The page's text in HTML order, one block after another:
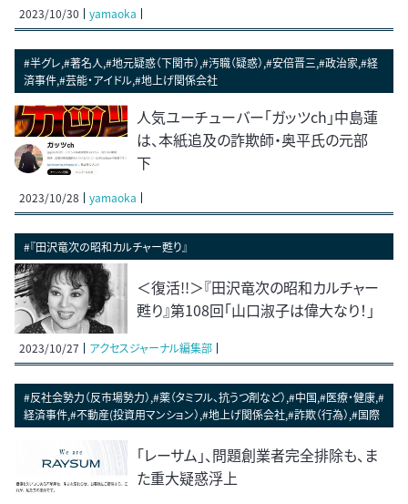
2023/10/30 yamaoka
#半グレ,#著名人,#地元疑惑（下関市）,#汚職（疑惑）,#安倍晋三,#政治家,#経
済事件,#芸能・アイドル,#地上げ関係会社
人気ユーチューバー「ガッツch」中島蓮
は、本紙追及の詐欺師・奥平氏の元部
下
2023/10/28 yamaoka
#『田沢竜次の昭和カルチャー甦り』
＜復活!!＞『田沢竜次の昭和カルチャー
甦り』第108回「山口淑子は偉大なり！」
2023/10/27 アクセスジャーナル編集部
#反社会勢力（反市場勢力）,#薬（タミフル、抗うつ剤など）,#中国,#医療・健康,#
経済事件,#不動産(投資用マンション）,#地上げ関係会社,#詐欺（行為）,#国際
「レーサム」、問題創業者完全排除も、ま
た重大疑惑浮上